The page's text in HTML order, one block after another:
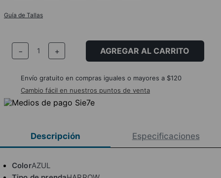
Guía de Tallas
＋
－ AGREGAR AL CARRITO
Envío gratuito en compras iguales o mayores a $120
Cambio fácil en nuestros puntos de venta
Descripción Especificaciones
ColorAZUL